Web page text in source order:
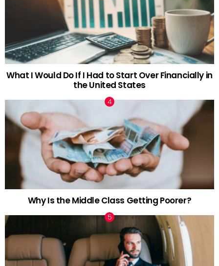
What I Would Do If I Had to Start Over Financially in
the United States
Why Is the Middle Class Getting Poorer?